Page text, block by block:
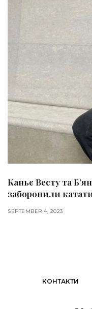
Каньє Весту та
заборонили
SEPTEMBER 4, 2023
КОНТАКТИ